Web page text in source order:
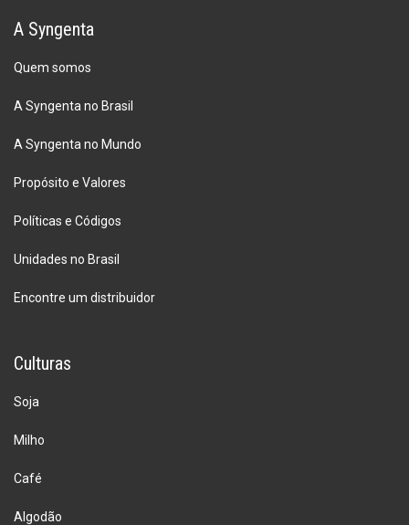
A Syngenta
Quem somos
A Syngenta no Brasil
A Syngenta no Mundo
Propósito e Valores
Políticas e Códigos
Unidades no Brasil
Encontre um distribuidor
Culturas
Soja
Milho
Café
Algodão